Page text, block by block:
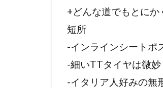
1.3
コス
フォ
ーマ
ンス
+どんな道でもとにか
短所
-インラインシートポ
-細いTTタイヤは微妙
-イタリア人好みの無